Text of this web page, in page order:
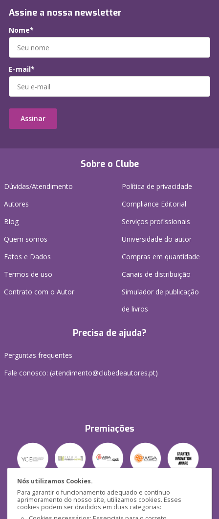
Nós utilizamos Cookies.
Para garantir o funcionamento adequado e contínuo
aprimoramento do nosso site, utilizamos cookies. Esses
cookies podem ser divididos em duas categorias:
Sobre o Clube
Dúvidas/Atendimento
Autores
Blog
Quem somos
Fatos e Dados
Termos de uso
Contrato com o Autor
Política de privacidade
Compliance Editorial
Serviços profissionais
Universidade do autor
Compras em quantidade
Canais de distribuição
Simulador de publicação
de livros
Precisa de ajuda?
Perguntas frequentes
Fale conosco: (atendimento@clubedeautores.pt)
Premiações
Segurança
Assine a nossa newsletter
Nome*
E-mail*
Assinar